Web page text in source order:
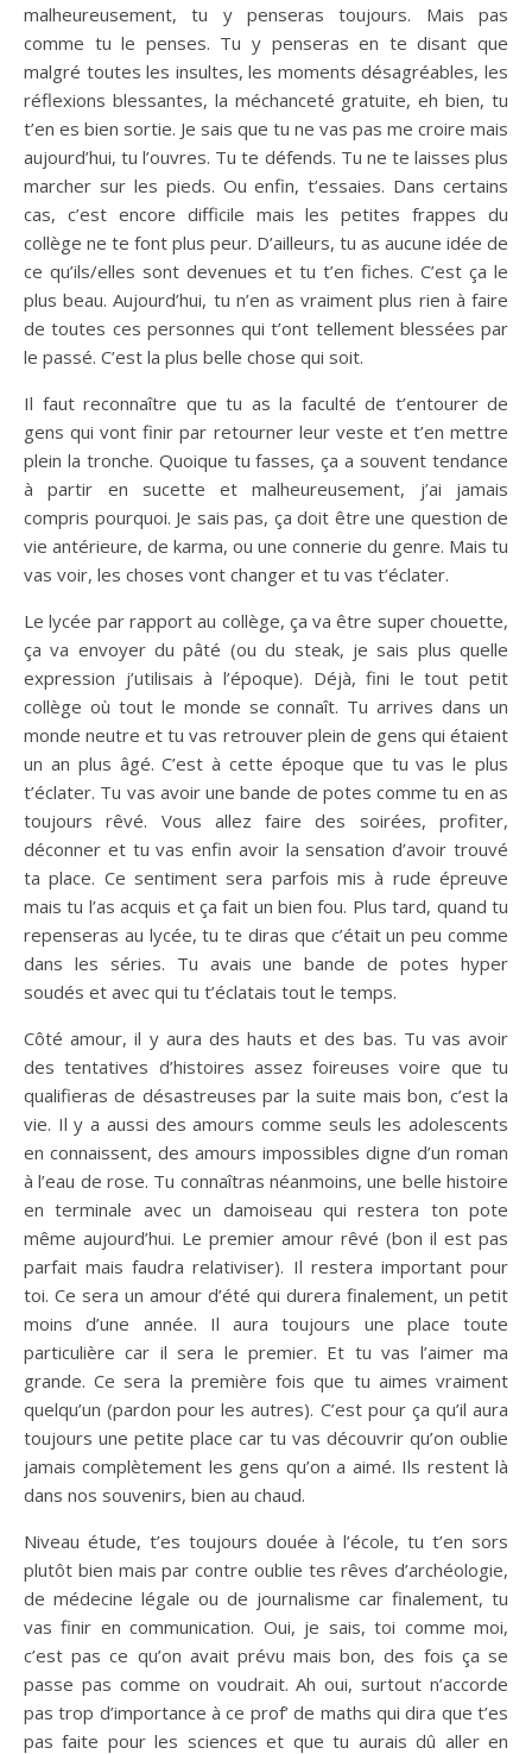
malheureusement, tu y penseras toujours. Mais pas
comme tu le penses. Tu y penseras en te disant que
malgré toutes les insultes, les moments désagréables, les
réflexions blessantes, la méchanceté gratuite, eh bien, tu
t’en es bien sortie. Je sais que tu ne vas pas me croire mais
aujourd’hui, tu l’ouvres. Tu te défends. Tu ne te laisses plus
marcher sur les pieds. Ou enfin, t’essaies. Dans certains
cas, c’est encore difficile mais les petites frappes du
collège ne te font plus peur. D’ailleurs, tu as aucune idée de
ce qu’ils/elles sont devenues et tu t’en fiches. C’est ça le
plus beau. Aujourd’hui, tu n’en as vraiment plus rien à faire
de toutes ces personnes qui t’ont tellement blessées par
le passé. C’est la plus belle chose qui soit.
Il faut reconnaître que tu as la faculté de t’entourer de
gens qui vont finir par retourner leur veste et t’en mettre
plein la tronche. Quoique tu fasses, ça a souvent tendance
à partir en sucette et malheureusement, j’ai jamais
compris pourquoi. Je sais pas, ça doit être une question de
vie antérieure, de karma, ou une connerie du genre. Mais tu
vas voir, les choses vont changer et tu vas t’éclater.
Le lycée par rapport au collège, ça va être super chouette,
ça va envoyer du pâté (ou du steak, je sais plus quelle
expression j’utilisais à l’époque). Déjà, fini le tout petit
collège où tout le monde se connaît. Tu arrives dans un
monde neutre et tu vas retrouver plein de gens qui étaient
un an plus âgé. C’est à cette époque que tu vas le plus
t’éclater. Tu vas avoir une bande de potes comme tu en as
toujours rêvé. Vous allez faire des soirées, profiter,
déconner et tu vas enfin avoir la sensation d’avoir trouvé
ta place. Ce sentiment sera parfois mis à rude épreuve
mais tu l’as acquis et ça fait un bien fou. Plus tard, quand tu
repenseras au lycée, tu te diras que c’était un peu comme
dans les séries. Tu avais une bande de potes hyper
soudés et avec qui tu t’éclatais tout le temps.
Côté amour, il y aura des hauts et des bas. Tu vas avoir
des tentatives d’histoires assez foireuses voire que tu
qualifieras de désastreuses par la suite mais bon, c’est la
vie. Il y a aussi des amours comme seuls les adolescents
en connaissent, des amours impossibles digne d’un roman
à l’eau de rose. Tu connaîtras néanmoins, une belle histoire
en terminale avec un damoiseau qui restera ton pote
même aujourd’hui. Le premier amour rêvé (bon il est pas
parfait mais faudra relativiser). Il restera important pour
toi. Ce sera un amour d’été qui durera finalement, un petit
moins d’une année. Il aura toujours une place toute
particulière car il sera le premier. Et tu vas l’aimer ma
grande. Ce sera la première fois que tu aimes vraiment
quelqu’un (pardon pour les autres). C’est pour ça qu’il aura
toujours une petite place car tu vas découvrir qu’on oublie
jamais complètement les gens qu’on a aimé. Ils restent là
dans nos souvenirs, bien au chaud.
Niveau étude, t’es toujours douée à l’école, tu t’en sors
plutôt bien mais par contre oublie tes rêves d’archéologie,
de médecine légale ou de journalisme car finalement, tu
vas finir en communication. Oui, je sais, toi comme moi,
c’est pas ce qu’on avait prévu mais bon, des fois ça se
passe pas comme on voudrait. Ah oui, surtout n’accorde
pas trop d’importance à ce prof’ de maths qui dira que t’es
pas faite pour les sciences et que tu aurais dû aller en